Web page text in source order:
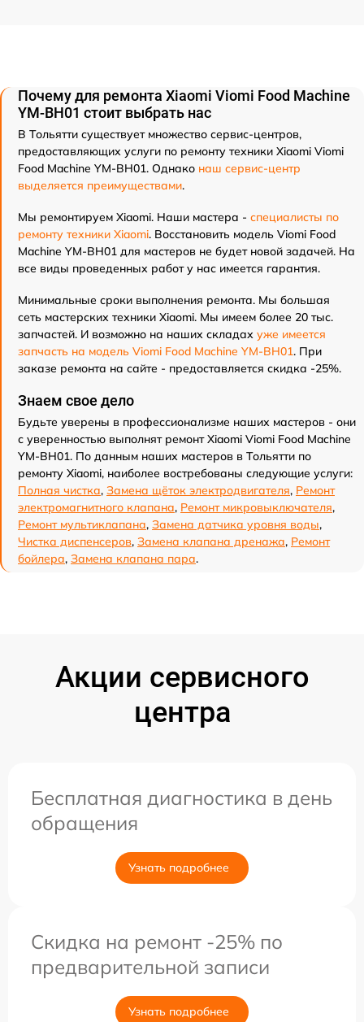
Почему для ремонта Xiaomi Viomi Food Machine
YM-BH01 стоит выбрать нас
В Тольятти существует множество сервис-центров,
предоставляющих услуги по ремонту техники Xiaomi Viomi
Food Machine YM-BH01. Однако наш сервис-центр
выделяется преимуществами.
Мы ремонтируем Xiaomi. Наши мастера - специалисты по
ремонту техники Xiaomi. Восстановить модель Viomi Food
Machine YM-BH01 для мастеров не будет новой задачей. На
все виды проведенных работ у нас имеется гарантия.
Минимальные сроки выполнения ремонта. Мы большая
сеть мастерских техники Xiaomi. Мы имеем более 20 тыс.
запчастей. И возможно на наших складах уже имеется
запчасть на модель Viomi Food Machine YM-BH01. При
заказе ремонта на сайте - предоставляется скидка -25%.
Знаем свое дело
Будьте уверены в профессионализме наших мастеров - они
с уверенностью выполнят ремонт Xiaomi Viomi Food Machine
YM-BH01. По данным наших мастеров в Тольятти по
ремонту Xiaomi, наиболее востребованы следующие услуги:
Полная чистка, Замена щёток электродвигателя, Ремонт
электромагнитного клапана, Ремонт микровыключателя,
Ремонт мультиклапана, Замена датчика уровня воды,
Чистка диспенсеров, Замена клапана дренажа, Ремонт
бойлера, Замена клапана пара.
Акции сервисного
центра
Бесплатная диагностика в день
обращения
Узнать подробнее
Скидка на ремонт -25% по
предварительной записи
Узнать подробнее